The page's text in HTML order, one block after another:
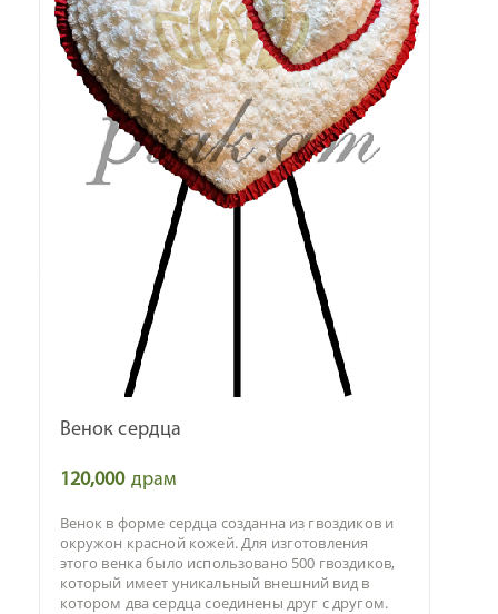
Венок сердца
120,000 драм
Венок в форме сердца созданна из гвоздиков и
окружон красной кожей. Для изготовления
этого венка было использовано 500 гвоздиков,
который имеет уникальный внешний вид в
котором два сердца соединены друг с другом.